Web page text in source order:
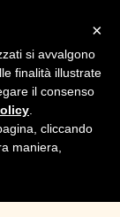
×
si avvalgono
finalità illustrate
il consenso
cliccando
maniera,